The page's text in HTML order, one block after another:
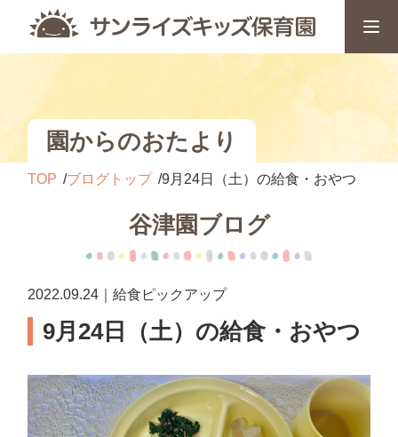
園からのおたより
TOP ブログトップ 9月24日（土）の給食・おやつ
谷津園ブログ
2022.09.24｜給食ピックアップ
9月24日（土）の給食・おやつ